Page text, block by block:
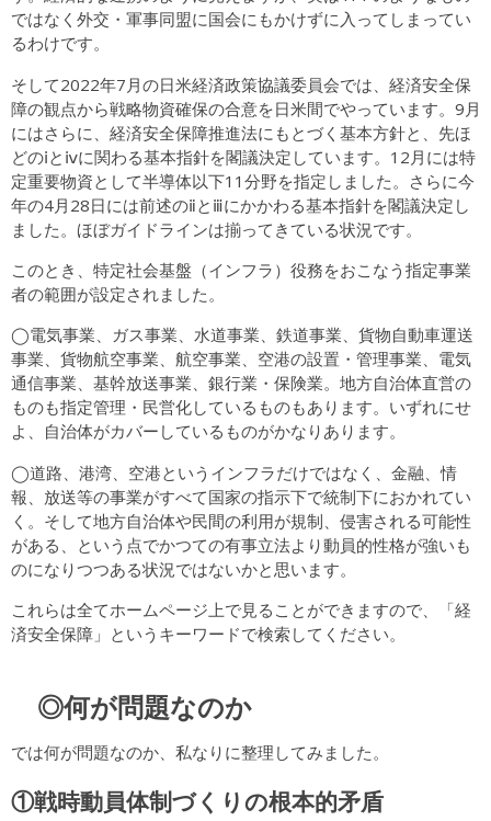
ではなく外交・軍事同盟に国会にもかけずに入ってしまってい
るわけです。
そして2022年7月の日米経済政策協議委員会では、経済安全保
障の観点から戦略物資確保の合意を日米間でやっています。9月
にはさらに、経済安全保障推進法にもとづく基本方針と、先ほ
どのⅰとⅳに関わる基本指針を閣議決定しています。12月には特
定重要物資として半導体以下11分野を指定しました。さらに今
年の4月28日には前述のⅱとⅲにかかわる基本指針を閣議決定し
ました。ほぼガイドラインは揃ってきている状況です。
このとき、特定社会基盤（インフラ）役務をおこなう指定事業
者の範囲が設定されました。
◯電気事業、ガス事業、水道事業、鉄道事業、貨物自動車運送
事業、貨物航空事業、航空事業、空港の設置・管理事業、電気
通信事業、基幹放送事業、銀行業・保険業。地方自治体直営の
ものも指定管理・民営化しているものもあります。いずれにせ
よ、自治体がカバーしているものがかなりあります。
◯道路、港湾、空港というインフラだけではなく、金融、情
報、放送等の事業がすべて国家の指示下で統制下におかれてい
く。そして地方自治体や民間の利用が規制、侵害される可能性
がある、という点でかつての有事立法より動員的性格が強いも
のになりつつある状況ではないかと思います。
これらは全てホームページ上で見ることができますので、「経
済安全保障」というキーワードで検索してください。
◎何が問題なのか
では何が問題なのか、私なりに整理してみました。
①戦時動員体制づくりの根本的矛盾